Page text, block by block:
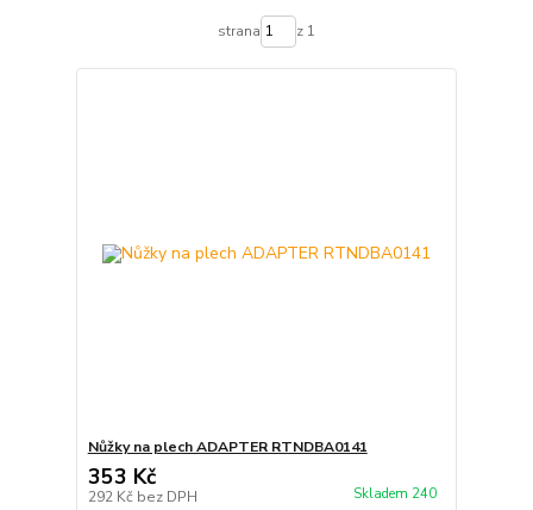
strana z 1
Nůžky na plech ADAPTER RTNDBA0141
353 Kč
292 Kč bez DPH Skladem 240